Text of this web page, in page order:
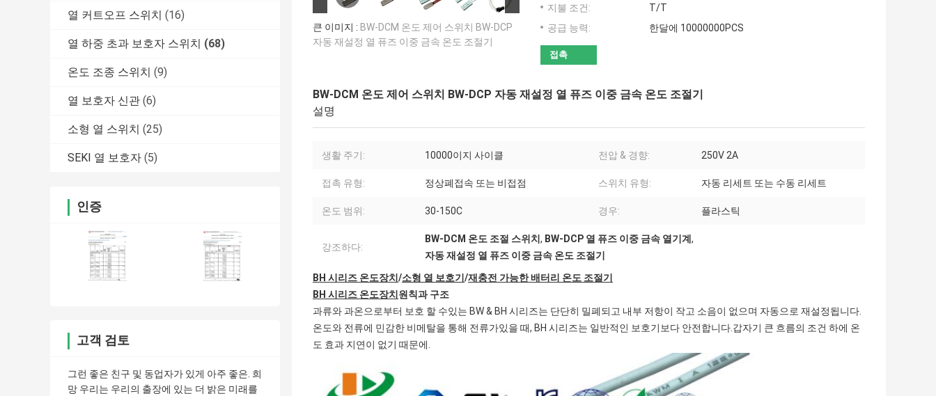
열 커트오프 스위치 (16)
열 하중 초과 보호자 스위치 (68)
온도 조종 스위치 (9)
열 보호자 신관 (6)
소형 열 스위치 (25)
SEKI 열 보호자 (5)
인증
고객 검토
그런 좋은 친구 및 동업자가 있게 아주 좋은. 희
망 우리는 우리의 출장에 있는 더 밝은 미래를
큰 이미지 : BW-DCM 온도 제어 스위치 BW-DCP
자동 재설정 열 퓨즈 이중 금속 온도 조절기
지불 조건:
T/T
공급 능력:
한달에 10000000PCS
접촉
BW-DCM 온도 제어 스위치 BW-DCP 자동 재설정 열 퓨즈 이중 금속 온도 조절기
설명
생활 주기: 10000이지 사이클 전압 & 경향: 250V 2A
접촉 유형: 정상폐접속 또는 비접점 스위치 유형: 자동 리세트 또는 수동 리세트
온도 범위: 30-150C 경우: 플라스틱
강조하다:
BW-DCM 온도 조절 스위치 , BW-DCP 열 퓨즈 이중 금속 열기계 ,
자동 재설정 열 퓨즈 이중 금속 온도 조절기
BH 시리즈 온도장치 /소형 열 보호기 /재충전 가능한 배터리 온도 조절기
BH 시리즈 온도장치 원칙과 구조
과류와 과온으로부터 보호 할 수있는 BW & BH 시리즈는 단단히 밀폐되고 내부 저항이 작고 소음이 없으며 자동으로 재설정됩니다.
온도와 전류에 민감한 비메탈을 통해 전류가있을 때, BH 시리즈는 일반적인 보호기보다 안전합니다.갑자기 큰 흐름의 조건 하에 온
도 효과 지연이 없기 때문에.